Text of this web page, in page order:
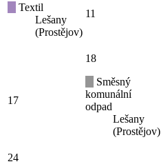
Textil
Lešany
(Prostějov)
11
17
18
Směsný
komunální
odpad
Lešany
(Prostějov)
24